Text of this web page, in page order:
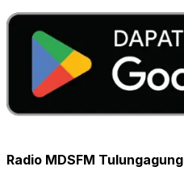
Radio MDSFM Tulungagung